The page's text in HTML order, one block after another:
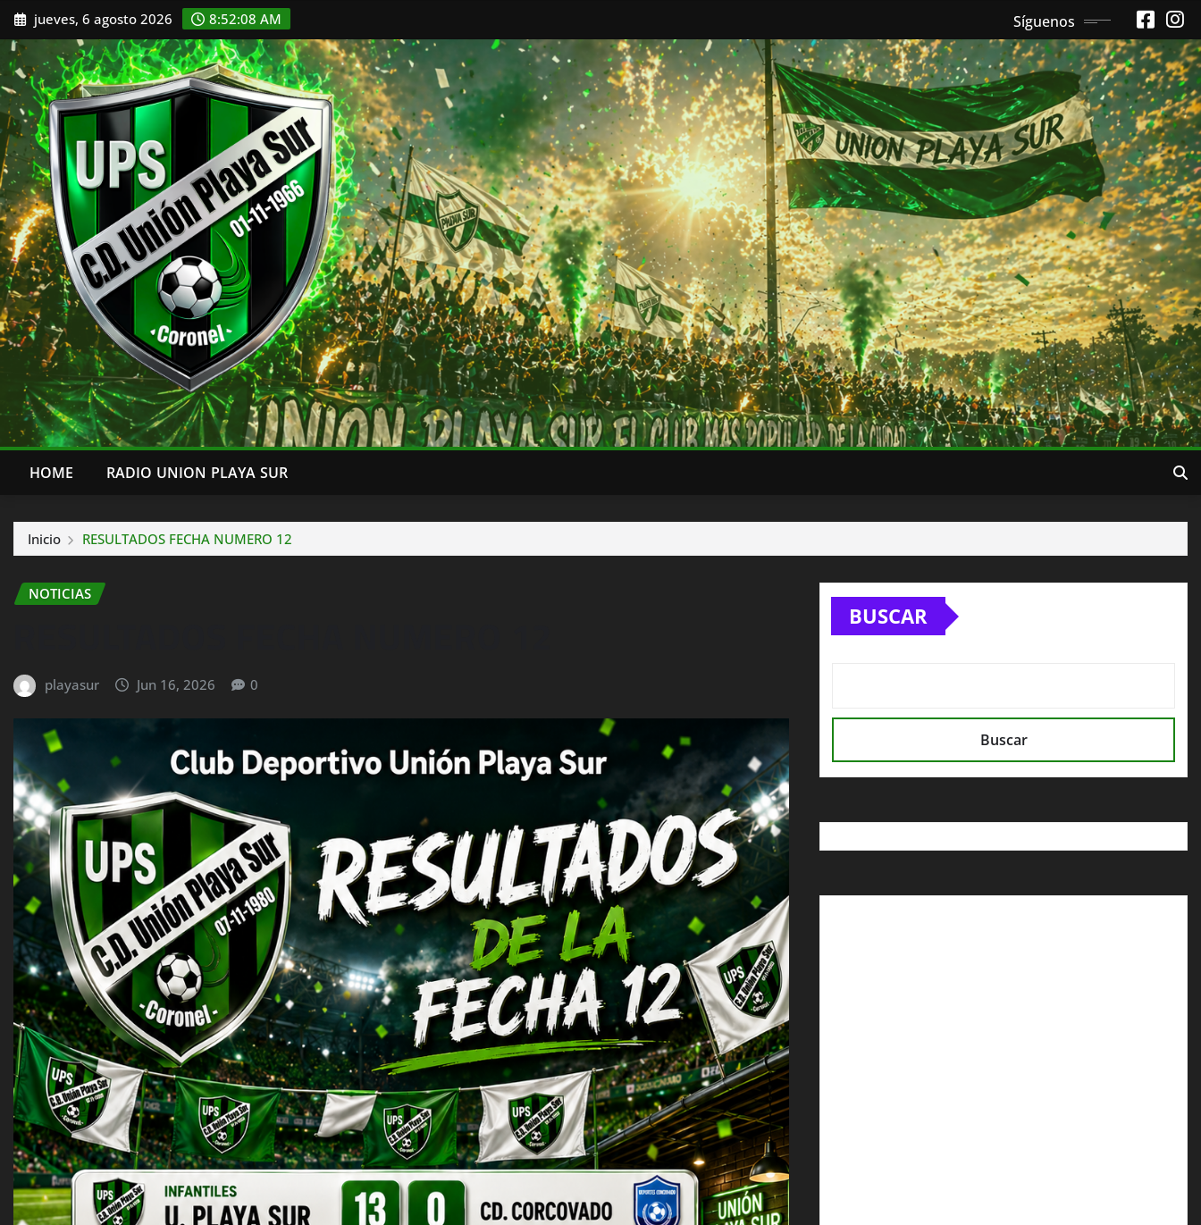
Saltar
al
contenido
jueves, 6 agosto 2026 8:52:11 AM Síguenos
HOME RADIO UNION PLAYA SUR
Inicio RESULTADOS FECHA NUMERO 12
NOTICIAS
playasur Jun 16, 2026 0
BUSCAR
Buscar